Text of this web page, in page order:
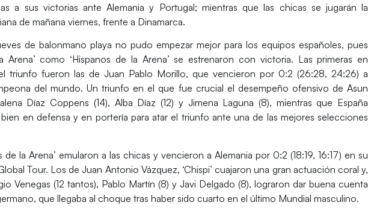
a sus victorias anteAlemaniay Portugal; mientras que las chicas se jugarán la
de mañana viernes, frente a Dinamarca.
de balonmano playa no pudo empezar mejor para los equipos españoles, pues
Arena’como ‘Hispanos de la Arena’ se estrenaron con victoria. Las primeras en
triunfo fueron las de Juan Pablo Morillo, que vencieron por 0:2 (26:28, 24:26) a
del mundo. Un triunfo en el que fue crucial el desempeño ofensivo deAsun
Díaz Coppens (14), Alba Díaz (12) y Jimena Laguna (8), mientras que España
en defensa y en portería para atar el triunfo ante una de las mejores selecciones
de la Arena’emularon a las chicas y vencieron aAlemaniapor 0:2 (18:19, 16:17) en su
Tour. Los de Juan Antonio Vázquez, ‘Chispi’cuajaron una gran actuación coral y,
Venegas (12 tantos), Pablo Martín (8) y Javi Delgado (8),lograron dar buena cuenta
que llegaba al choque tras haber sido cuarto en el último Mundial masculino.